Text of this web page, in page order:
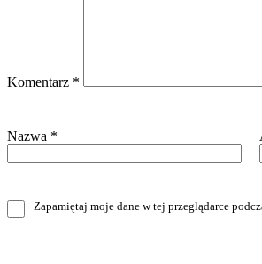
Komentarz *
Nazwa *
Zapamiętaj moje dane w tej przeglądarce